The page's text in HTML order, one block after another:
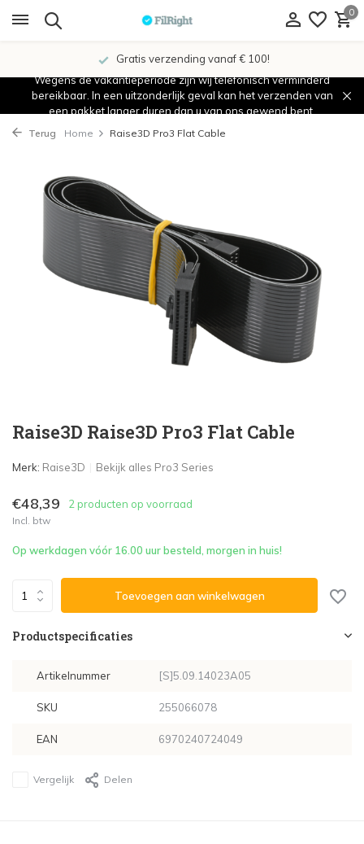
0
Gratis verzending vanaf € 100!
Wegens de vakantieperiode zijn wij telefonisch verminderd
bereikbaar. In een uitzonderlijk geval kan het verzenden van
een pakket langer duren dan u van ons gewend bent.
Terug Home Raise3D Pro3 Flat Cable
Raise3D Raise3D Pro3 Flat Cable
Merk: Raise3D Bekijk alles Pro3 Series
€48,39 2 producten op voorraad
Incl. btw
Op werkdagen vóór 16.00 uur besteld, morgen in huis!
Toevoegen aan winkelwagen
Productspecificaties
Artikelnummer [S]5.09.14023A05
SKU 255066078
EAN 6970240724049
Vergelijk Delen